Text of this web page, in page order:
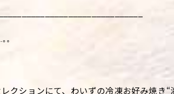
ﾟ
クションにて、わいずの冷凍お好み焼き